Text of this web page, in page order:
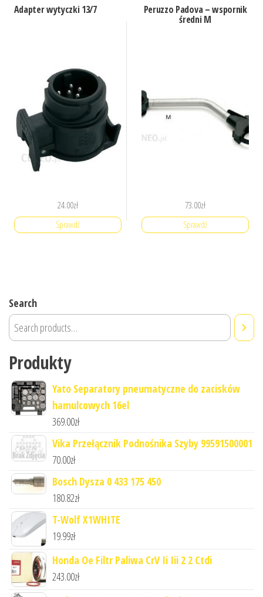
Adapter wytyczki 13/7
24.00zł
Sprawdź
Peruzzo Padova – wspornik
średni M
73.00zł
Sprawdź
Search
Produkty
Yato Separatory pneumatyczne do zacisków
hamulcowych 16el
369.00zł
Vika Przełącznik Podnośnika Szyby 99591500001
70.00zł
Bosch Dysza 0 433 175 450
180.82zł
T-Wolf X1WHITE
19.99zł
Honda Oe Filtr Paliwa CrV Ii Iii 2 2 Ctdi
243.00zł